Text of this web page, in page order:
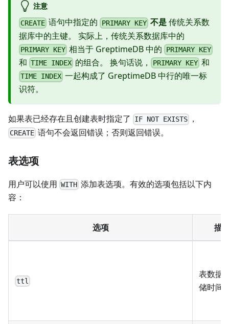
注意
CREATE 语句中指定的 PRIMARY KEY 不是传统关系数
据库中的主键。 实际上，传统关系数据库中的
PRIMARY KEY 相当于 GreptimeDB 中的 PRIMARY KEY
和 TIME INDEX 的组合。 换句话说， PRIMARY KEY和
TIME INDEX 一起构成了 GreptimeDB 中行的唯一标
识符。
如果表已经存在且创建表时指定了 IF NOT EXISTS ，
CREATE 语句不会返回错误；否则返回错误。
表选项
用户可以使用 WITH 添加表选项。有效的选项包括以下内
容：
选项 描
ttl
表数据
储时间